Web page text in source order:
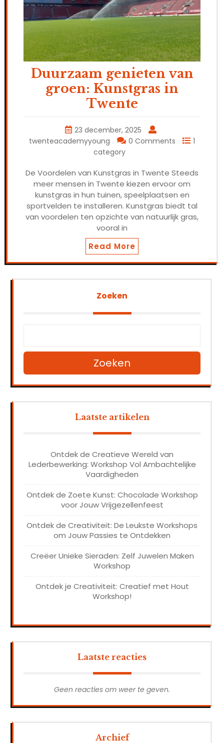
Duurzaam genieten van
groen: Kunstgras in
Twente
23 december, 2025
twenteacademyyoung
0 Comments
1
category
De Voordelen van Kunstgras in Twente Steeds
meer mensen in Twente kiezen ervoor om
kunstgras in hun tuinen, speelplaatsen en
sportvelden te installeren. Kunstgras biedt tal
van voordelen ten opzichte van natuurlijk gras,
vooral in
Read More
Zoeken
Zoeken
Laatste artikelen
Ontdek de Creatieve Wereld van
Lederbewerking: Workshop Vol Ambachtelijke
Vaardigheden
Ontdek de Zoete Kunst: Chocolade Workshop
voor Jouw Vrijgezellenfeest
Ontdek de Creativiteit: De Leukste Workshops
om Jouw Passies te Ontdekken
Creëer Unieke Sieraden: Zelf Juwelen Maken
Workshop
Ontdek je Creativiteit: Creatief met Hout
Workshop!
Laatste reacties
Geen reacties om weer te geven.
Archief